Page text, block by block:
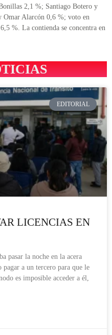
2,1 %; Santiago Botero y
Omar Alarcón 0,6 %; voto en
%. La contienda se concentra en
EDITORIAL
LICENCIAS EN
pasar la noche en la acera
a un tercero para que le
es imposible acceder a él,